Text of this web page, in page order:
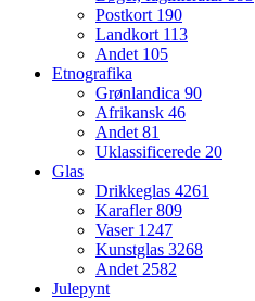
Postkort 190
Landkort 113
Andet 105
Etnografika
Grønlandica 90
Afrikansk 46
Andet 81
Uklassificerede 20
Glas
Drikkeglas 4261
Karafler809
Vaser 1247
Kunstglas 3268
Andet 2582
Julepynt